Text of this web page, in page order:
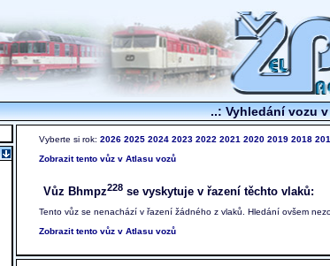
..: Vyhledání vozu
Vyberte si rok: 2026 2025 2024 2023 2022 2021 2020 2019 2018
Zobrazit tento vůz v Atlasu vozů
Vůz Bhmpz228 se vyskytuje v řazení těchto vlaků:
Tento vůz se nenachází v řazení žádného z vlaků. Hledání ovšem
Zobrazit tento vůz v Atlasu vozů